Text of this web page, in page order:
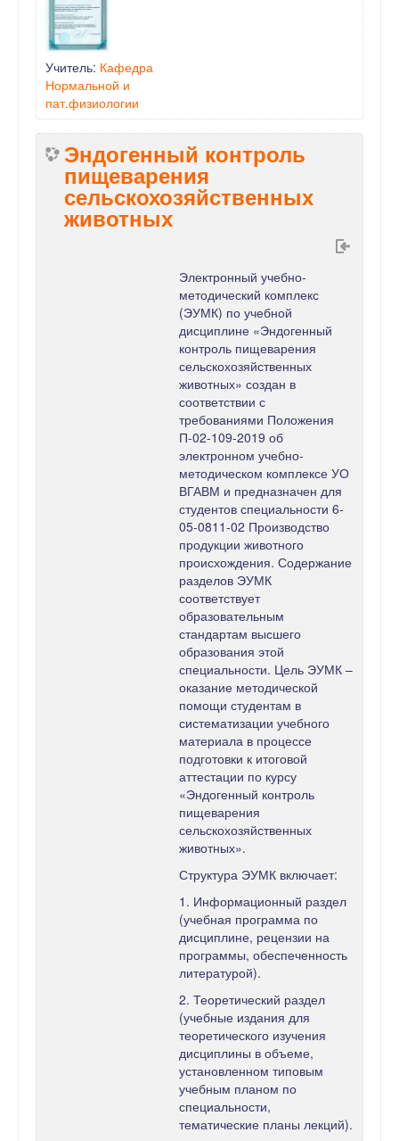
Учитель: Кафедра
Нормальной и
пат.физиологии
Эндогенный контроль
пищеварения
сельскохозяйственных
животных
Электронный учебно-
методический комплекс
(ЭУМК) по учебной
дисциплине «Эндогенный
контроль пищеварения
сельскохозяйственных
животных» создан в
соответствии с
требованиями Положения
П-02-109-2019 об
электронном учебно-
методическом комплексе УО
ВГАВМ и предназначен для
студентов специальности 6-
05-0811-02 Производство
продукции животного
происхождения. Содержание
разделов ЭУМК
соответствует
образовательным
стандартам высшего
образования этой
специальности. Цель ЭУМК –
оказание методической
помощи студентам в
систематизации учебного
материала в процессе
подготовки к итоговой
аттестации по курсу
«Эндогенный контроль
пищеварения
сельскохозяйственных
животных».
Структура ЭУМК включает:
1. Информационный раздел
(учебная программа по
дисциплине, рецензии на
программы, обеспеченность
литературой).
2. Теоретический раздел
(учебные издания для
теоретического изучения
дисциплины в объеме,
установленном типовым
учебным планом по
специальности,
тематические планы лекций).